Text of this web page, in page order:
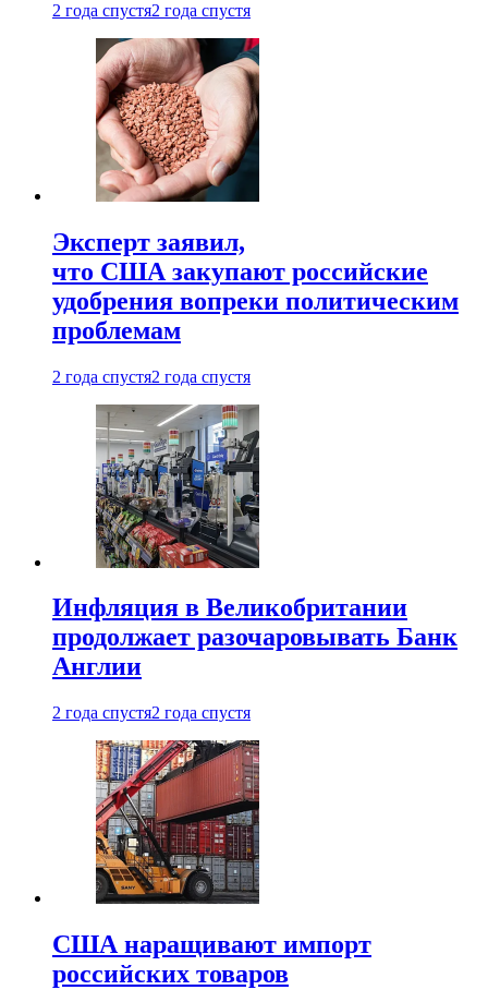
2 года спустя2 года спустя
Эксперт заявил,
что США закупают российские
удобрения вопреки политическим
проблемам
2 года спустя2 года спустя
Инфляция в Великобритании
продолжает разочаровывать Банк
Англии
2 года спустя2 года спустя
США наращивают импорт
российских товаров